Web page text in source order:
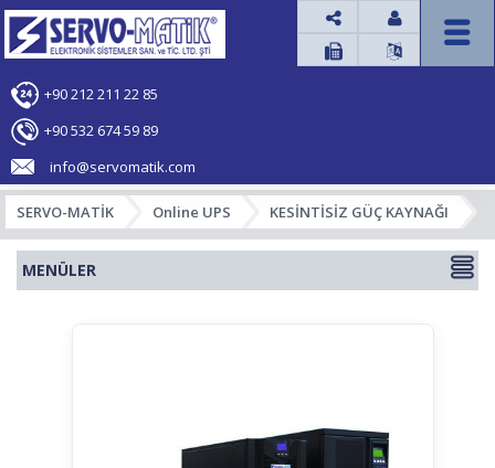




+90 212 211 22 85
+90 532 674 59 89
info@servomatik.com
SERVO-MATİK Online UPS KESİNTİSİZ GÜÇ KAYNAĞI
MENÜLER